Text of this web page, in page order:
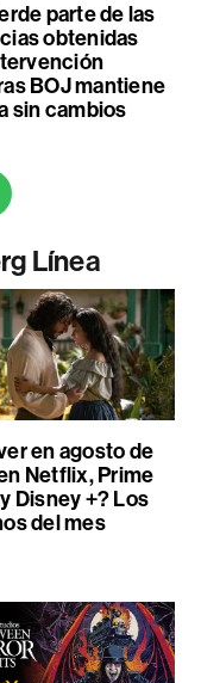
parte de las
obtenidas
BOJ mantiene
sin cambios
Línea
en agosto de
Netflix, Prime
Disney +? Los
del mes